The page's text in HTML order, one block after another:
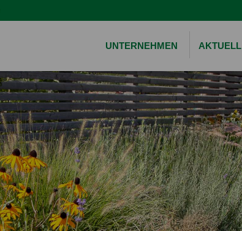
UNTERNEHMEN AKTUELL